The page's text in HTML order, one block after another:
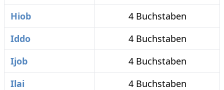
Hiob
4 Buchstaben
Iddo
4 Buchstaben
Ijob
4 Buchstaben
Ilai
4 Buchstaben